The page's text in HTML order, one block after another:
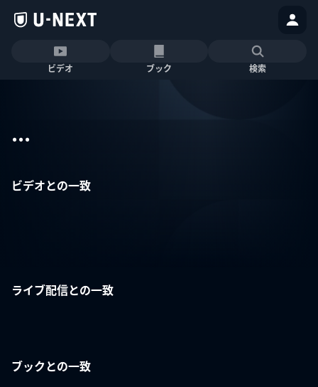
ビデオ ブック 検索
...
ビデオとの一致
ライブ配信との一致
ブックとの一致